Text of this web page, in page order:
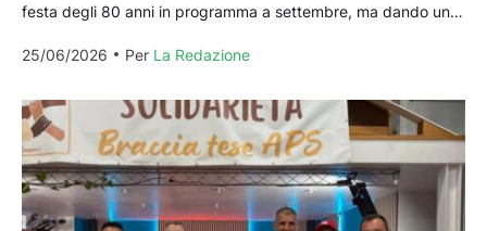
festa degli 80 anni in programma a settembre, ma dando uno
25/06/2026
Per La Redazione